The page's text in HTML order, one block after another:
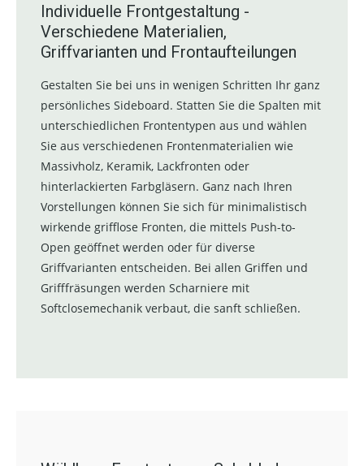
Individuelle Frontgestaltung -
Verschiedene Materialien,
Griffvarianten und Frontaufteilungen
Gestalten Sie bei uns in wenigen Schritten Ihr ganz
persönliches Sideboard. Statten Sie die Spalten mit
unterschiedlichen Frontentypen aus und wählen
Sie aus verschiedenen Frontenmaterialien wie
Massivholz, Keramik, Lackfronten oder
hinterlackierten Farbgläsern. Ganz nach Ihren
Vorstellungen können Sie sich für minimalistisch
wirkende grifflose Fronten, die mittels Push-to-
Open geöffnet werden oder für diverse
Griffvarianten entscheiden. Bei allen Griffen und
Grifffräsungen werden Scharniere mit
Softclosemechanik verbaut, die sanft schließen.